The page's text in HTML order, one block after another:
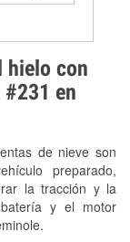
hielo con
#231 en
de nieve son
preparado,
la tracción y la
y el motor